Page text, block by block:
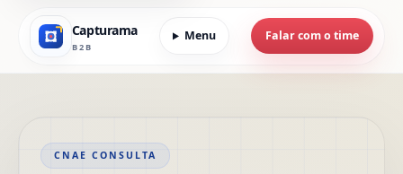
Capturama
B2B
Menu Falar com o time
CNAE CONSULTA